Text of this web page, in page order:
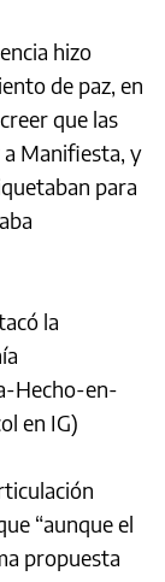
hizo
de paz, en
que las
a Manifiesta, y
para
la
Hecho-en-
en IG)
“aunque el
propuesta